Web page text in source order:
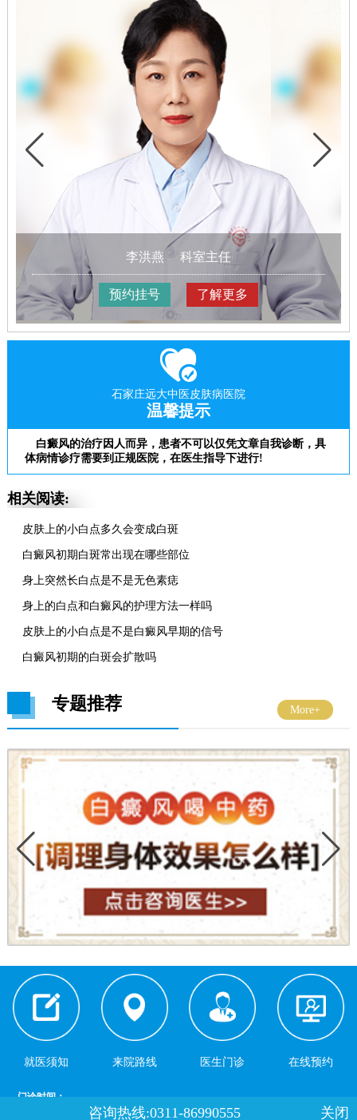
李洪燕 科室主任
预约挂号 了解更多
石家庄远大中医皮肤病医院
温馨提示
白癜风的治疗因人而异，患者不可以仅凭文章自我诊断，具
体病情诊疗需要到正规医院，在医生指导下进行!
相关阅读:
皮肤上的小白点多久会变成白斑
白癜风初期白斑常出现在哪些部位
身上突然长白点是不是无色素痣
身上的白点和白癜风的护理方法一样吗
皮肤上的小白点是不是白癜风早期的信号
白癜风初期的白斑会扩散吗
专题推荐 More+
就医须知 来院路线 医生门诊 在线预约
门诊时间：
咨询热线:0311-86990555 关闭